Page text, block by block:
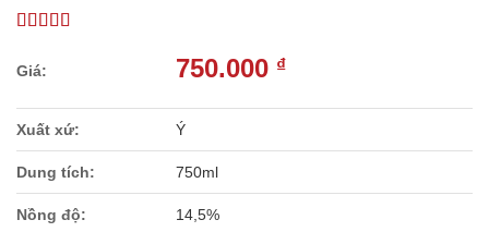
750.000 ₫
Xuất xứ: Ý
Dung tích: 750ml
Nồng độ: 14,5%